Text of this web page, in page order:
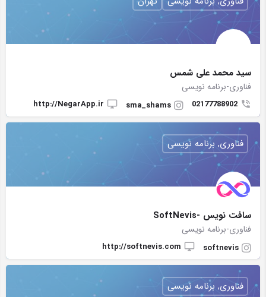
سید محمد علی شمس
فناوری-برنامه نویسی
02177788902
sma_shams
http://NegarApp.ir
سافت نویس -SoftNevis
فناوری-برنامه نویسی
softnevis
http://softnevis.com
فناوری, برنامه نویسی
فناوری, برنامه نویسی